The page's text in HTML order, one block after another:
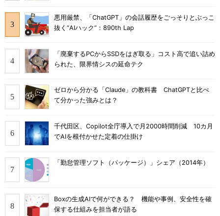
悪用厳禁、「ChatGPT」の会話履歴をごっそりとぶっこ
抜く“AIハック”：890th Lap
「廃棄するPCからSSDをはぎ取る」コスト高で追い詰め
られた、限界情シスの延命テク
ゼロから分かる「Claude」の教科書 ChatGPTと比べ
て分かった強みとは？
千代田区、Copilot全庁導入で月2000時間削減 10カ月
でAIを根付かせた定着の仕掛け
「勤怠管理ソフト（パッケージ）」シェア（2014年）
Boxの生成AIで何ができる？ 機能や事例、安全性を確
保する仕組みを担当者が語る